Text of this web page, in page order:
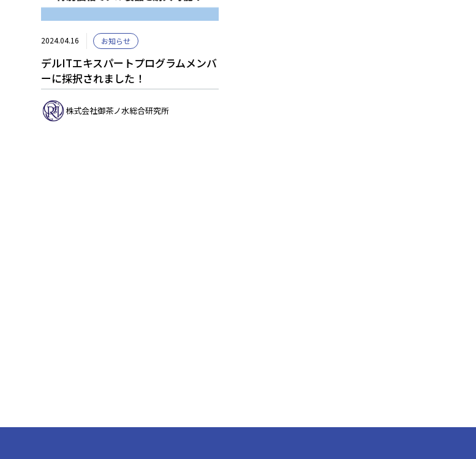
2024.04.16 お知らせ
デルITエキスパートプログラムメンバ
ーに採択されました！
株式会社御茶ノ水総合研究所